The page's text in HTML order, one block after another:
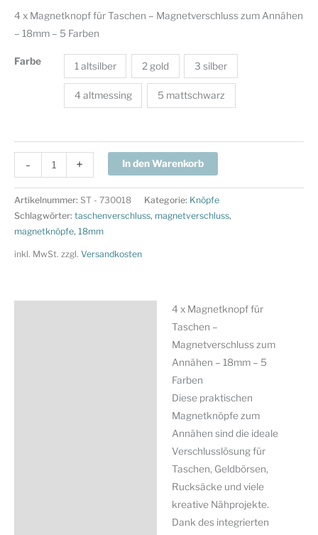
4 x Magnetknopf für Taschen – Magnetverschluss zum Annähen
– 18mm – 5 Farben
Farbe 1 altsilber 2 gold 3 silber
4 altmessing 5 mattschwarz
-
x
Magnetknopf
für
Taschen
-
Annähen
+ In den Warenkorb
Artikelnummer: ST - 730018 Kategorie: Knöpfe
Schlagwörter: taschenverschluss, magnetverschluss,
magnetknöpfe, 18mm
inkl. MwSt. zzgl. Versandkosten
4 x Magnetknopf für
Taschen –
Magnetverschluss zum
Annähen – 18mm – 5
Farben
Diese praktischen
Magnetknöpfe zum
Annähen sind die ideale
Verschlusslösung für
Taschen, Geldbörsen,
Rucksäcke und viele
kreative Nähprojekte.
Dank des integrierten